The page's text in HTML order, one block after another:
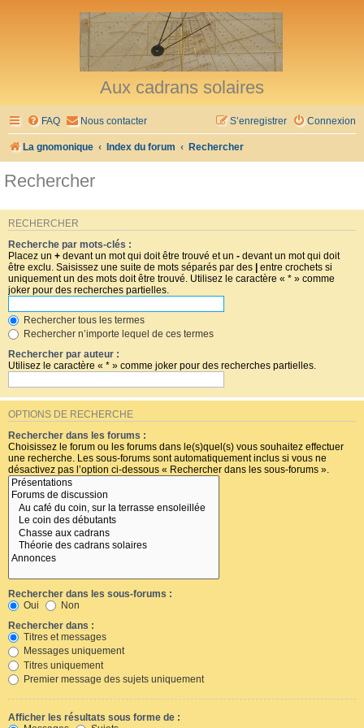
Aux cadrans solaires
FAQ Nous contacter Connexion
S’enregistrer
La gnomonique Index du forum Rechercher
Rechercher
RECHERCHER
Recherche par mots-clés :
Placez un + devant un mot qui doit être trouvé et un - devant un mot qui doit
être exclu. Saisissez une suite de mots séparés par des | entre crochets si
uniquement un des mots doit être trouvé. Utilisez le caractère « * » comme
joker pour des recherches partielles.
Rechercher tous les termes
Rechercher n’importe lequel de ces termes
Rechercher par auteur :
Utilisez le caractère « * » comme joker pour des recherches partielles.
OPTIONS DE RECHERCHE
Rechercher dans les forums :
Choisissez le forum ou les forums dans le(s)quel(s) vous souhaitez effectuer
une recherche. Les sous-forums sont automatiquement inclus si vous ne
désactivez pas l’option ci-dessous « Rechercher dans les sous-forums ».
Rechercher dans les sous-forums :
Oui
Non
Rechercher dans :
Titres et messages
Messages uniquement
Titres uniquement
Premier message des sujets uniquement
Afficher les résultats sous forme de :